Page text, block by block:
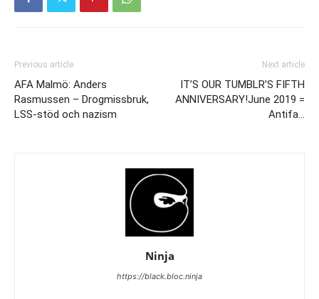
Previous article
AFA Malmö: Anders
Rasmussen – Drogmissbruk,
LSS-stöd och nazism
Next article
IT’S OUR TUMBLR’S FIFTH
ANNIVERSARY!June 2019 =
Antifa…
Ninja
https://black.bloc.ninja